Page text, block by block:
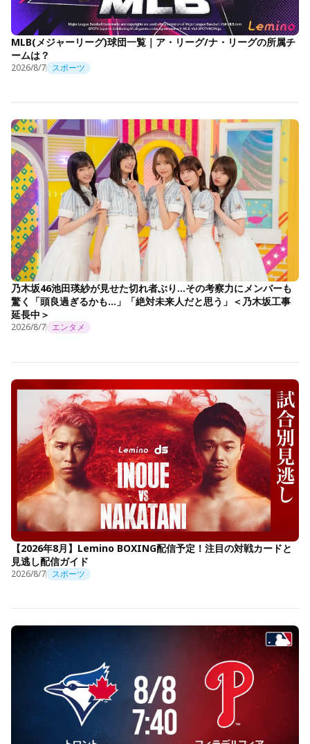
MLB(メジャーリーグ)球団一覧｜ア・リーグ/ナ・リーグの所属チ
ームは？
2026/8/7 スポーツ
乃木坂46池田瑛紗が見せた切れ者ぶり…その考察力にメンバーも
驚く「頭良過ぎるかも…」「絶対未来人だと思う」＜乃木坂工事
延長中＞
2026/8/7 エンタメ
【2026年8月】Lemino BOXING配信予定！注目の対戦カードと
見逃し配信ガイド
2026/8/7 スポーツ